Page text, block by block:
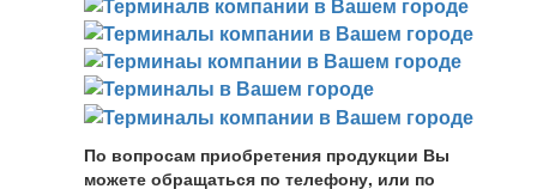
По вопросам приобретения продукции Вы
можете обращаться по телефону, или по